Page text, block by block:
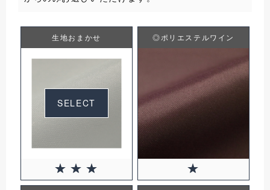
生地おまかせ
SELECT
◎ポリエステルワイン